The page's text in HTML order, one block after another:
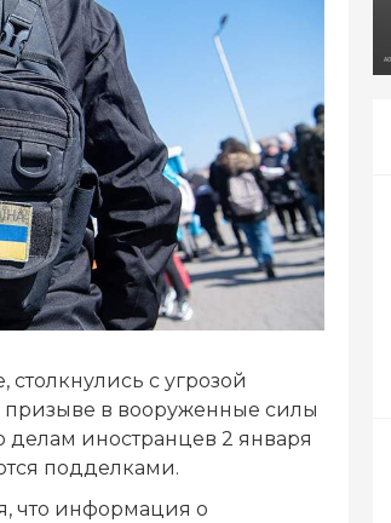
с угрозой
в вооруженные силы
иностранцев 2 января
подделками.
что информация о